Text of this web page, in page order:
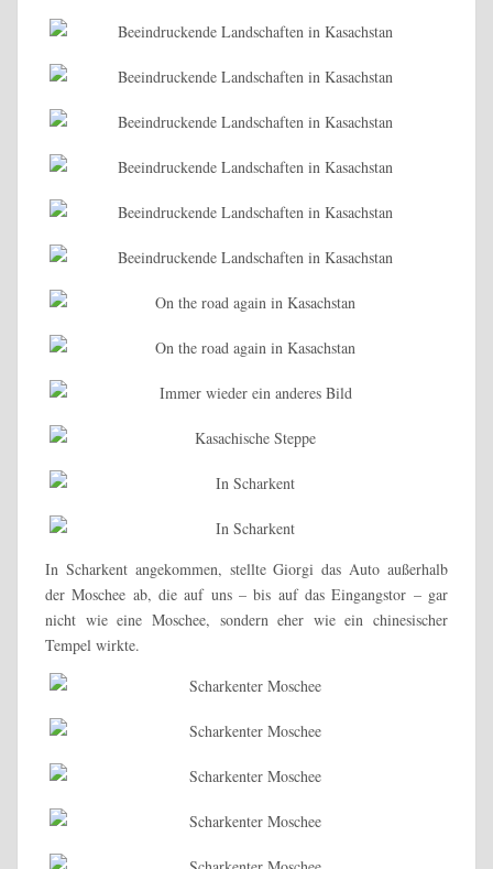
In Scharkent angekommen, stellte Giorgi das Auto außerhalb
der Moschee ab, die auf uns – bis auf das Eingangstor – gar
nicht wie eine Moschee, sondern eher wie ein chinesischer
Tempel wirkte.